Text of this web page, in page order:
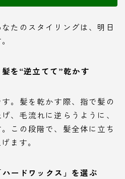
たのスタイリングは、明日
を“逆立てて”乾かす
。髪を乾かす際、指で髪の
、毛流れに逆らうように、
この段階で、髪全体に立ち
ます。
ードワックス」を選ぶ